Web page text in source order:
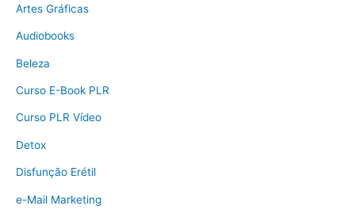
Artes Gráficas
Audiobooks
Beleza
Curso E-Book PLR
Curso PLR Vídeo
Detox
Disfunção Erétil
e-Mail Marketing